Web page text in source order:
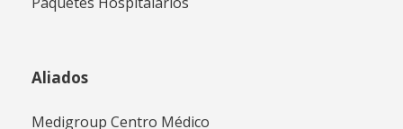
Aliados
Medigroup Centro Médico